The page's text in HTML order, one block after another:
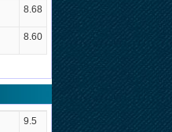
8.68
8.60
9.5